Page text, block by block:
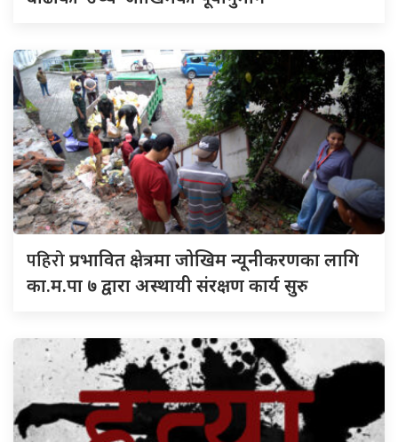
पहिरोप्रभावित क्षेत्रमा जोखिम न्यूनीकरणका लागि
का.म.पा ७ द्वारा अस्थायी संरक्षण कार्य सुरु